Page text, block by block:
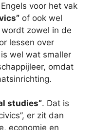
voor het vak
of ook wel
wordt zowel in de
lessen over
wel wat smaller
omdat
studies”. Dat is
er zit dan
economie en